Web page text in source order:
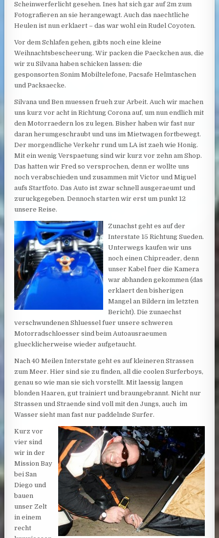
Scheinwerferlicht gesehen. Ines hat sich gar auf 2m zum
Fotografieren an sie herangewagt. Auch das naechtliche
Heulen ist nun erklaert – das war wohl ein Rudel Coyoten.
Vor dem Schlafen gehen, gibts noch eine kleine
Weihnachtsbescheerung. Wir packen die Paeckchen aus, die
wir zu Silvana haben schicken lassen: die
gesponsorten Sonim Mobiltelefone, Pacsafe Helmtaschen
und Packsaecke.
Silvana und Ben muessen frueh zur Arbeit. Auch wir machen
uns kurz vor acht in Richtung Corona auf, um nun endlich mit
den Motorraedern los zu legen. Bisher haben wir fast nur
daran herumgeschraubt und uns im Mietwagen fortbewegt.
Der morgendliche Verkehr rund um LA ist zaeh wie Honig.
Mit ein wenig Verspaetung sind wir kurz vor zehn am Shop.
Das hatten wir Fred so versprochen, denn er wollte uns
noch verabschieden und zusammen mit Victor und Miguel
aufs Startfoto. Das Auto ist zwar schnell ausgeraeumt und
zuruckgegeben. Dennoch starten wir erst um punkt 12
unsere Reise.
Zunachst geht es auf der
Interstate 15 Richtung Sueden.
Unterwegs kaufen wir uns
noch einen Chipreader, denn
unser Kabel fuer die Kamera
war abhanden gekommen (das
erklaert den bisherigen
Mangel an Bildern im letzten
Bericht). Die zunaechst
verschwundenen Shluessel fuer unsere schweren
Motorradschloesser sind beim Autoausraeumen
gluecklicherweise wieder aufgetaucht.
Nach 40 Meilen Interstate geht es auf kleineren Strassen
zum Meer. Hier sind sie zu finden, all die coolen Surferboys,
genau so wie man sie sich vorstellt. Mit laessig langen
blonden Haaren, gut trainiert und braungebrannt. Nicht nur
Strassen und Straende sind voll mit den Jungs, auch im
Wasser sieht man fast nur paddelnde Surfer.
Kurz vor
vier sind
wir in der
Mission Bay
bei San
Diego und
bauen
unser Zelt
in einem
recht